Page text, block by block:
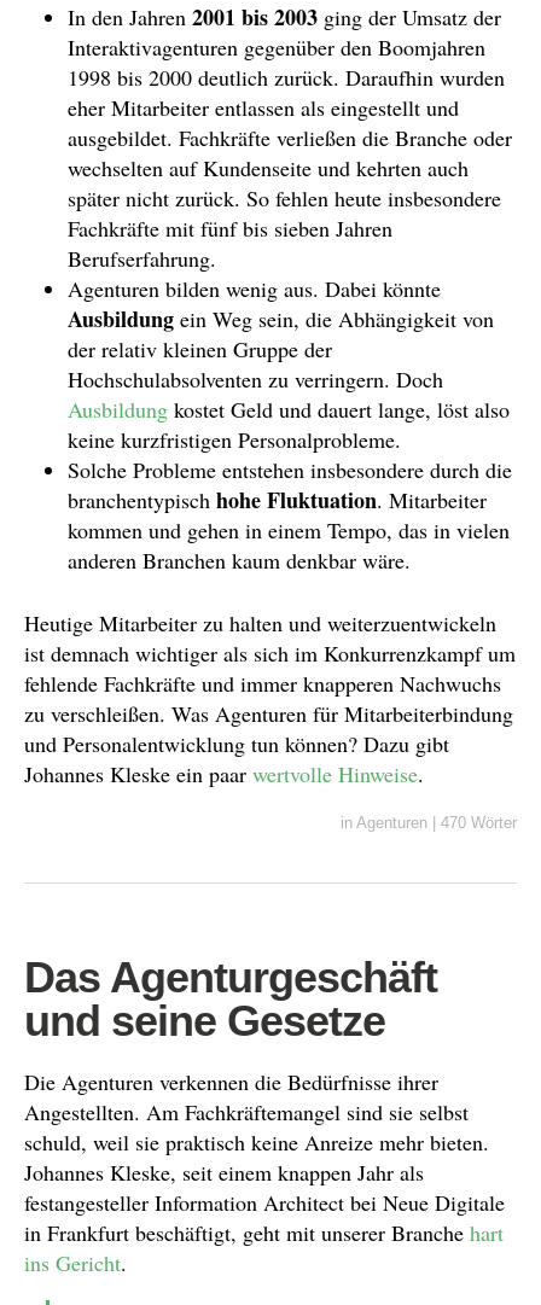
In den Jahren 2001 bis 2003 ging der Umsatz der
Interaktivagenturen gegenüber den Boomjahren
1998 bis 2000 deutlich zurück. Daraufhin wurden
eher Mitarbeiter entlassen als eingestellt und
ausgebildet. Fachkräfte verließen die Branche oder
wechselten auf Kundenseite und kehrten auch
später nicht zurück. So fehlen heute insbesondere
Fachkräfte mit fünf bis sieben Jahren
Berufserfahrung.
Agenturen bilden wenig aus. Dabei könnte
Ausbildung ein Weg sein, die Abhängigkeit von
der relativ kleinen Gruppe der
Hochschulabsolventen zu verringern. Doch
Ausbildung kostet Geld und dauert lange, löst also
keine kurzfristigen Personalprobleme.
Solche Probleme entstehen insbesondere durch die
branchentypisch hohe Fluktuation. Mitarbeiter
kommen und gehen in einem Tempo, das in vielen
anderen Branchen kaum denkbar wäre.
Heutige Mitarbeiter zu halten und weiterzuentwickeln
ist demnach wichtiger als sich im Konkurrenzkampf um
fehlende Fachkräfte und immer knapperen Nachwuchs
zu verschleißen. Was Agenturen für Mitarbeiterbindung
und Personalentwicklung tun können? Dazu gibt
Johannes Kleske ein paar wertvolle Hinweise.
in Agenturen 470 Wörter
Das Agenturgeschäft
und seine Gesetze
Die Agenturen verkennen die Bedürfnisse ihrer
Angestellten. Am Fachkräftemangel sind sie selbst
schuld, weil sie praktisch keine Anreize mehr bieten.
Johannes Kleske, seit einem knappen Jahr als
festangesteller Information Architect bei Neue Digitale
in Frankfurt beschäftigt, geht mit unserer Branche hart
ins Gericht.